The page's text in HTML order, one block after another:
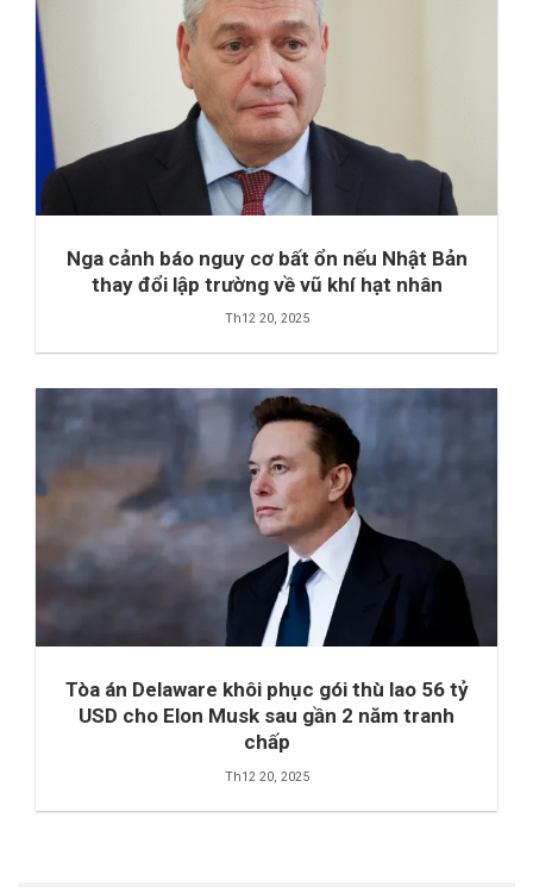
Nga cảnh báo nguy cơ bất ổn nếu Nhật Bản
thay đổi lập trường về vũ khí hạt nhân
Th12 20, 2025
Tòa án Delaware khôi phục gói thù lao 56 tỷ
USD cho Elon Musk sau gần 2 năm tranh
chấp
Th12 20, 2025